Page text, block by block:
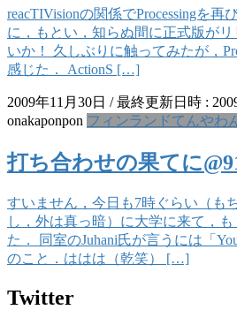
reacTIVisionの関係でProcessingを再
に，もとい，知らぬ間に正式版が
いか！ 久しぶりに触ってみたが，
感じた． ActionS […]
2009年11月30日 / 最終更新日時 :
onakaponpon フィンランドてんやわ
打ち合わせの果てに
すいません，今日も7時ぐらい（も
し，外は真っ暗）に大学に来て，
た． 同室のJuhani氏が言うには「
のこと．ははは（乾笑） […]
Twitter